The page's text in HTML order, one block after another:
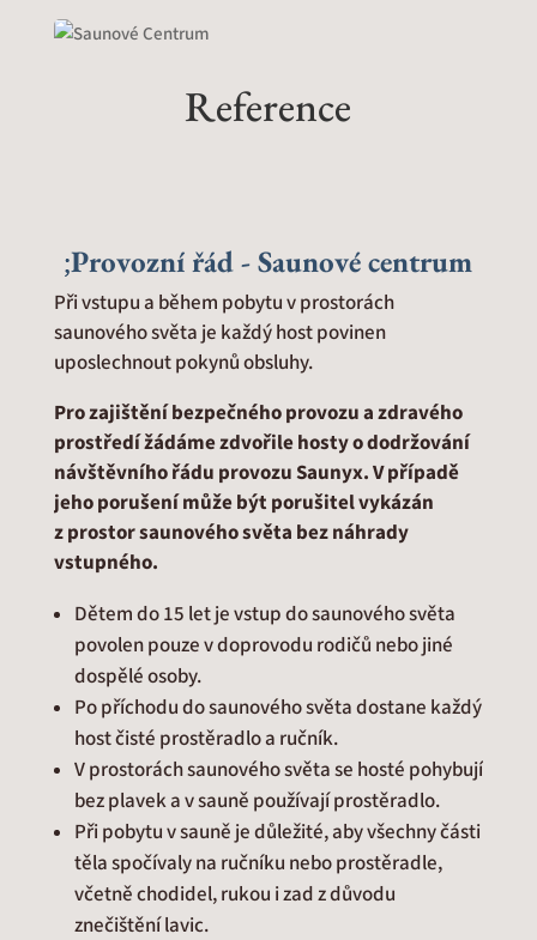
Reference
Provozní řád - Saunové centrum
Při vstupu a během pobytu v prostorách
saunového světa je každý host povinen
uposlechnout pokynů obsluhy.
Pro zajištění bezpečného provozu a zdravého
prostředí žádáme zdvořile hosty o dodržování
návštěvního řádu provozu Saunyx. V případě
jeho porušení může být porušitel vykázán
z prostor saunového světa bez náhrady
vstupného.
Dětem do 15 let je vstup do saunového světa
povolen pouze v doprovodu rodičů nebo jiné
dospělé osoby.
Po příchodu do saunového světa dostane každý
host čisté prostěradlo a ručník.
V prostorách saunového světa se hosté pohybují
bez plavek a v sauně používají prostěradlo.
Při pobytu v sauně je důležité, aby všechny části
těla spočívaly na ručníku nebo prostěradle,
včetně chodidel, rukou i zad z důvodu
znečištění lavic.